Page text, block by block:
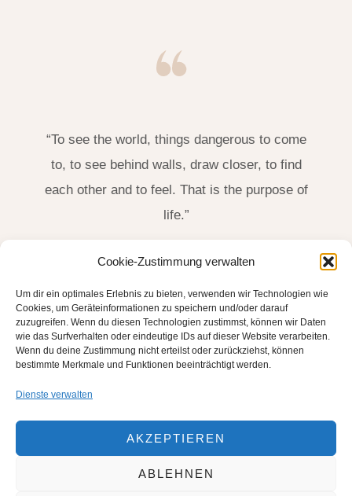
Cookie-Zustimmung verwalten
Um dir ein optimales Erlebnis zu bieten, verwenden wir Technologien wie
Cookies, um Geräteinformationen zu speichern und/oder darauf
zuzugreifen. Wenn du diesen Technologien zustimmst, können wir Daten
wie das Surfverhalten oder eindeutige IDs auf dieser Website verarbeiten.
Wenn du deine Zustimmung nicht erteilst oder zurückziehst, können
bestimmte Merkmale und Funktionen beeinträchtigt werden.
Dienste verwalten
AKZEPTIEREN
ABLEHNEN
“To see the world, things dangerous to come
to, to see behind walls, draw closer, to find
each other and to feel. That is the purpose of
life.”
(1894-1961)